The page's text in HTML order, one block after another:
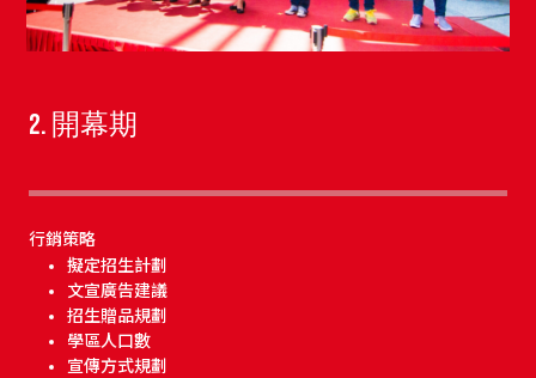
2. 開幕期
行銷策略
擬定招生計劃
文宣廣告建議
招生贈品規劃
學區人口數
宣傳方式規劃